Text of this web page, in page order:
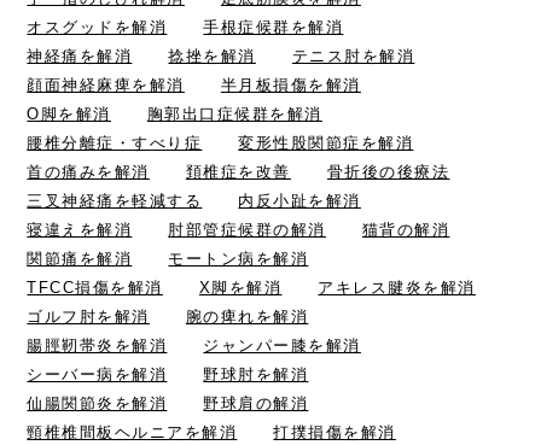
オスグッドを解消
手根症候群を解消
神経痛を解消
捻挫を解消
テニス肘を解消
顔面神経麻痺を解消
半月板損傷を解消
O脚を解消
胸郭出口症候群を解消
腰椎分離症・すべり症
変形性股関節症を解消
首の痛みを解消
頚椎症を改善
骨折後の後療法
三叉神経痛を軽減する
内反小趾を解消
寝違えを解消
肘部管症候群の解消
猫背の解消
関節痛を解消
モートン病を解消
TFCC損傷を解消
X脚を解消
アキレス腱炎を解消
ゴルフ肘を解消
腕の痺れを解消
腸脛靭帯炎を解消
ジャンパー膝を解消
シーバー病を解消
野球肘を解消
仙腸関節炎を解消
野球肩の解消
頸椎椎間板ヘルニアを解消
打撲損傷を解消